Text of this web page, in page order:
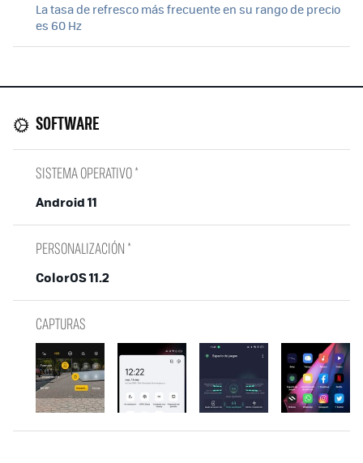
La tasa de refresco más frecuente en su rango de precio
es 60 Hz
SOFTWARE
SISTEMA OPERATIVO *
Android 11
PERSONALIZACIÓN *
ColorOS 11.2
CAPTURAS